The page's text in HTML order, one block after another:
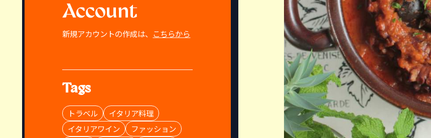
Account
新規アカウントの作成は、 こちらから
Tags
トラベル
イタリア料理
イタリアワイン
ファッション